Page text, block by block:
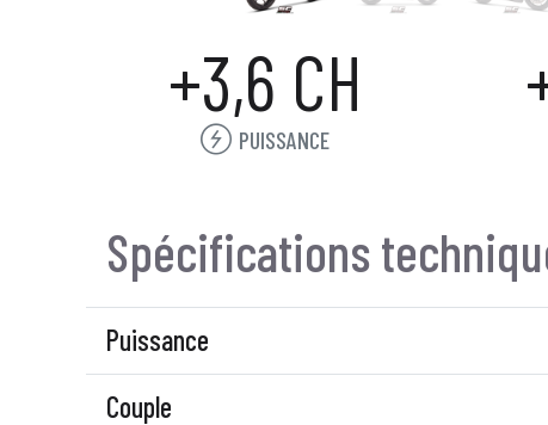
+3,6 CH
PUISSANCE
Spécifications
Puissance
Couple